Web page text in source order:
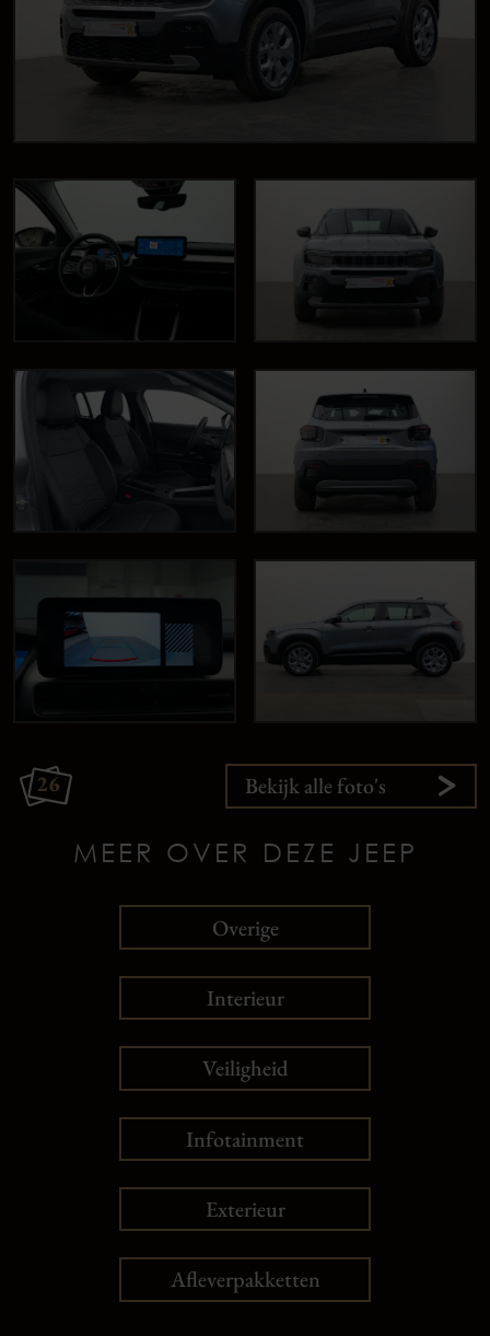
26 Bekijk alle foto's
MEER OVER DEZE JEEP
Overige
Interieur
Veiligheid
Infotainment
Exterieur
Afleverpakketten